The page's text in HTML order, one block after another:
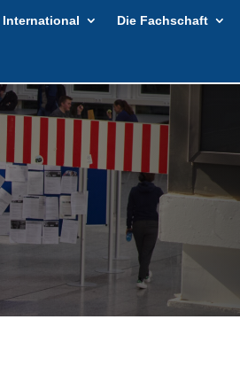
International
Die Fachschaft